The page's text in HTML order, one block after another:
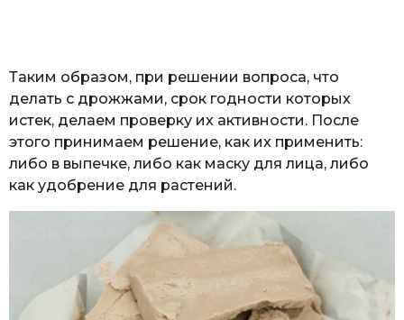
Таким образом, при решении вопроса, что
делать с дрожжами, срок годности которых
истек, делаем проверку их активности. После
этого принимаем решение, как их применить:
либо в выпечке, либо как маску для лица, либо
как удобрение для растений.